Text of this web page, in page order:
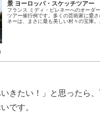
景 ヨーロッパ・スケッチツアー
フランス ミディ・ピレネーへのオーダ
ツアー催行例です。多くの芸術家に愛
ネーは、まさに最も美しい村々の宝庫
きたい！」と思ったら
です。